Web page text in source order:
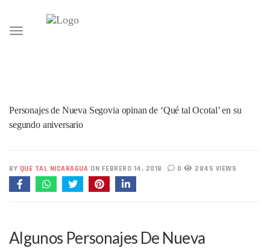
Toggle
Personajes de Nueva Segovia opinan de ‘Qué tal Ocotal’ en su
segundo aniversario
BY QUE TAL NICARAGUA ON FEBRERO 14, 2018 0 2845 VIEWS
Algunos Personajes De Nueva